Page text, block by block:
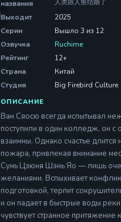
названия
人类跟人鱼结婚了
Выходит
2025
Серии
Вышло 3 из 12
Озвучка
Ruchime
Рейтинг
12+
Страна
Китай
Студия
Big Firebird Culture
ОПИСАНИЕ
Ван Сяосю всегда испытывал
поступили в один колледж, он с
взаимны. Однако счастье
пожара, привлекая внимание
Сунь Цзюня Шэнь Яо — лишь
желаниями. Вспыхивает
подготовкой, терпит
и он падает в быстрые воды
чувствует странное